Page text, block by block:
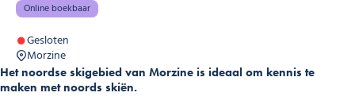
Online boekbaar
Gesloten
Morzine
Het noordse skigebied van Morzine is ideaal om kennis te
maken met noords skiën.